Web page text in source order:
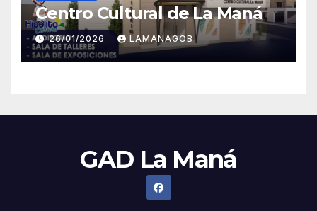
Centro Cultural de La Maná
26/01/2026 LAMANAGOB
GAD La Maná